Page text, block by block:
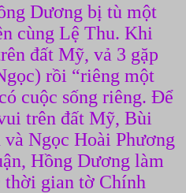
Dương bị tù một
cùng Lệ Thu. Khi
đất Mỹ, vả 3 gặp
rồi “riêng một
cuộc sống riêng. Để
trên đất Mỹ, Bùi
Ngọc Hoài Phương
Hồng Dương làm
thời gian tờ Chính